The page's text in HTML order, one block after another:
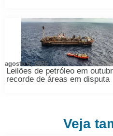
Leilões de petróleo em
recorde de áreas em disputa
agosto 6, 2026
Veja